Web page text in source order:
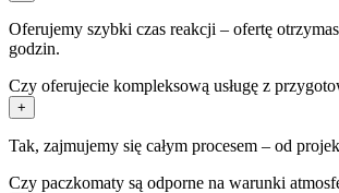
Oferujemy szybki czas reakcji – ofertę
godzin.
Czy oferujecie kompleksową usługę z
+
Tak, zajmujemy się całym procesem – od
Czy paczkomaty są odporne na warunki